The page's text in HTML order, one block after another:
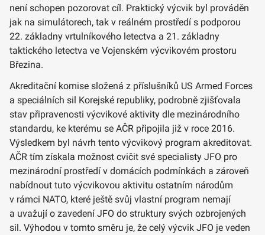
není schopen pozorovat cíl. Praktický výcvik byl prováděn
jak na simulátorech, tak v reálném prostředí s podporou
22. základny vrtulníkového letectva a 21. základny
taktického letectva ve Vojenském výcvikovém prostoru
Březina.
Akreditační komise složená z příslušníků US Armed Forces
a speciálních sil Korejské republiky, podrobně zjišťovala
stav připravenosti výcvikové aktivity dle mezinárodního
standardu, ke kterému se AČR připojila již v roce 2016.
Výsledkem byl návrh tento výcvikový program akreditovat.
AČR tím získala možnost cvičit své specialisty JFO pro
mezinárodní prostředí v domácích podmínkách a zároveň
nabídnout tuto výcvikovou aktivitu ostatním národům
v rámci NATO, které ještě svůj vlastní program nemají
a uvažují o zavedení JFO do struktury svých ozbrojených
sil. Výhodou v tomto směru je, že celý výcvik JFO je veden